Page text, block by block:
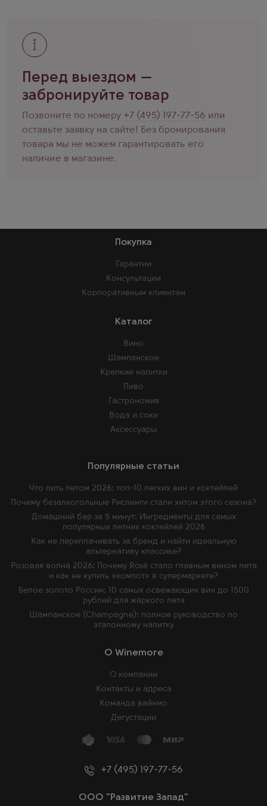
Перед выездом —
забронируйте товар
Позвоните по номеру +7 (495) 197-77-56 или
оставьте заявку на сайте! Без бронирования
товара мы не можем гарантировать его
наличие в магазине.
+7 (495) 197-77-56
ООО "Развитие Запад"
O Winemore
О компании
Контакты и адреса
Команда вайнмо
Дегустации
Покупка
Гарантии
Консультации
Корпоративным клиентам
Каталог
Вино
Шампанское
Крепкие напитки
Пиво
Гастрономия
Вода и соки
Аксессуары
Популярные статьи
Что пить летом 2026: топ-10 легких вин и коктейлей
Почему безалкогольные Рислинги стали хитом этого сезона?
Домашний бар за 5 минут: Ингредиенты для самых
популярных летних коктейлей 2026
Как не переплачивать за бренд и найти идеальную
альтернативу классике?
Розовая волна 2026: Почему Rosé стало главным вином лета
и как не купить «компот» в супермаркете?
Белое золото России: 10 самых освежающих вин до 1500
рублей для жаркого лета
Шампанское (Champagne): полное руководство по
эталонному напитку